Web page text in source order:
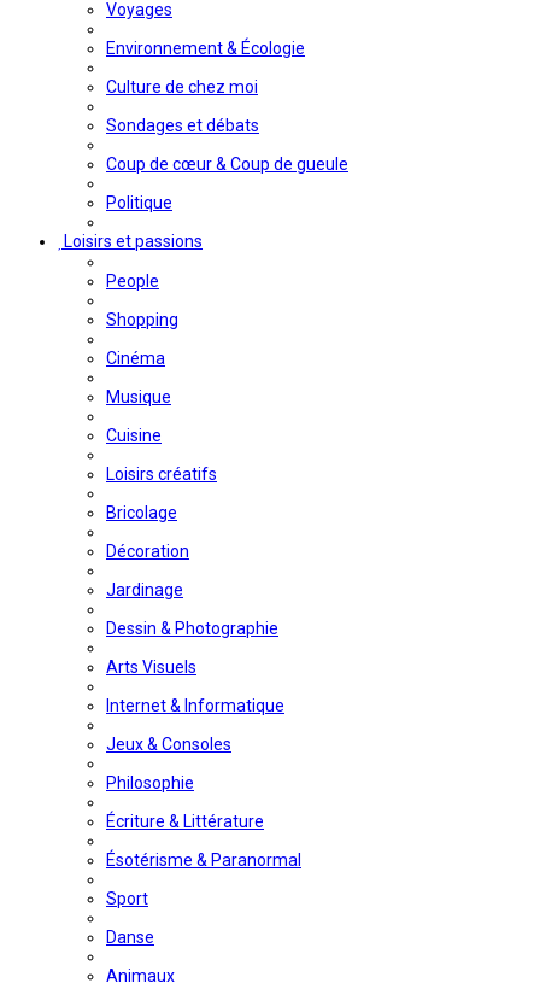
Voyages
Environnement & Écologie
Culture de chez moi
Sondages et débats
Coup de cœur & Coup de gueule
Politique
Loisirs et passions
People
Shopping
Cinéma
Musique
Cuisine
Loisirs créatifs
Bricolage
Décoration
Jardinage
Dessin & Photographie
Arts Visuels
Internet & Informatique
Jeux & Consoles
Philosophie
Écriture & Littérature
Ésotérisme & Paranormal
Sport
Danse
Animaux